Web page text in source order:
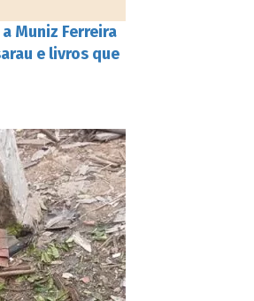
Muniz Ferreira
e livros que